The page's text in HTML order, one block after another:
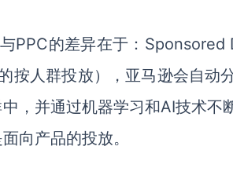
PPC的差异在于：Sponsored
按人群投放），亚马逊会自动
，并通过机器学习和AI技术不
向产品的投放。